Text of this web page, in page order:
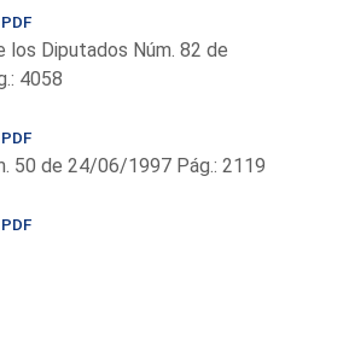
PDF
los Diputados Núm. 82 de
4058
PDF
50 de 24/06/1997 Pág.: 2119
PDF